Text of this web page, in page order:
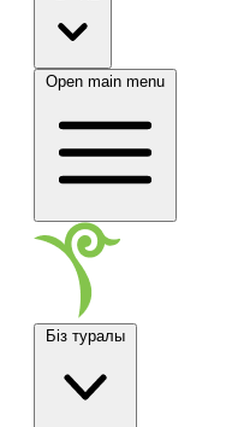
Open main menu
Біз туралы